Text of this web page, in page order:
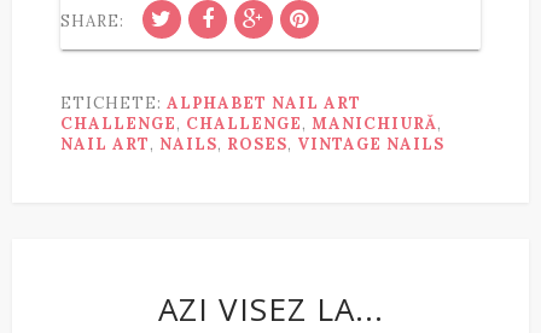
SHARE:
ETICHETE: ALPHABET NAIL ART
CHALLENGE, CHALLENGE, MANICHIURĂ,
NAIL ART, NAILS, ROSES, VINTAGE NAILS
AZI VISEZ LA...